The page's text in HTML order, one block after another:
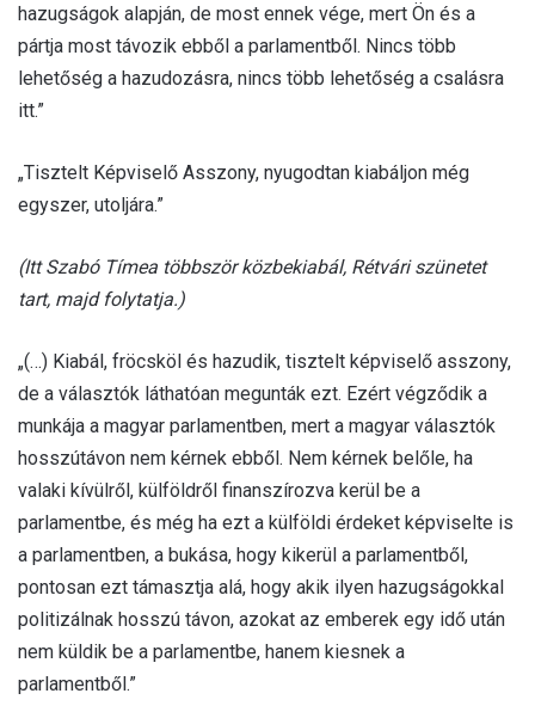
hazugságok alapján, de most ennek vége, mert Ön és a
pártja most távozik ebből a parlamentből. Nincs több
lehetőség a hazudozásra, nincs több lehetőség a csalásra
itt.”
„Tisztelt Képviselő Asszony, nyugodtan kiabáljon még
egyszer, utoljára.”
(Itt Szabó Tímea többször közbekiabál, Rétvári szünetet
tart, majd folytatja.)
„(…) Kiabál, fröcsköl és hazudik, tisztelt képviselő asszony,
de a választók láthatóan megunták ezt. Ezért végződik a
munkája a magyar parlamentben, mert a magyar választók
hosszútávon nem kérnek ebből. Nem kérnek belőle, ha
valaki kívülről, külföldről finanszírozva kerül be a
parlamentbe, és még ha ezt a külföldi érdeket képviselte is
a parlamentben, a bukása, hogy kikerül a parlamentből,
pontosan ezt támasztja alá, hogy akik ilyen hazugságokkal
politizálnak hosszú távon, azokat az emberek egy idő után
nem küldik be a parlamentbe, hanem kiesnek a
parlamentből.”